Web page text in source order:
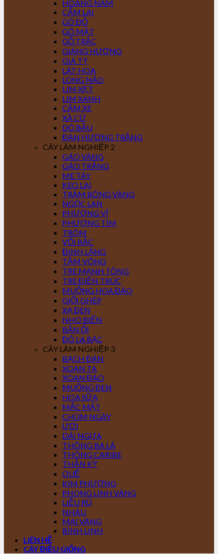
HOÀNG NAM
CẨM LAI
GÕ ĐỎ
GÕ MẬT
GỖ TRẮC
GIÁNG HƯƠNG
GIÁ TỴ
LÁT HOA
LONG NÃO
LIM XẸT
LIM XANH
CĂM XE
XÀ CỪ
DÓ BẦU
ĐÀN HƯƠNG TRẮNG
CÂY LÂM NGHIỆP 2
GÁO VÀNG
GÁO TRẮNG
ME TÂY
KEO LAI
TRÀM BÔNG VÀNG
NGỌC LAN
PHƯỢNG VĨ
PHƯỢNG TÍM
TRÔM
VỐI BẮC
ĐINH LĂNG
TẦM VÔNG
TRE MẠNH TÔNG
TRE ĐIỀN TRÚC
MUỒNG HOA ĐÀO
GIỔI GHÉP
XẠ ĐEN
NHO BIỂN
BẦN ỔI
ĐÔ LA BẠC
CÂY LÂM NGHIỆP 3
BẠCH ĐÀN
XOAN TA
XOAN ĐÀO
MUỒNG ĐEN
HOA SỮA
MẮC MẬT
CHÙM NGÂY
ƯƠI
DÁI NGỰA
THÔNG BA LÁ
THÔNG CARIBE
THẦN KỲ
QUẾ
KIM PHƯỢNG
PHONG LINH VÀNG
LIỄU RŨ
NHÀU
MAI VÀNG
BÌNH LINH
LIÊN HỆ
CÂY ĐIỀU GIỐNG